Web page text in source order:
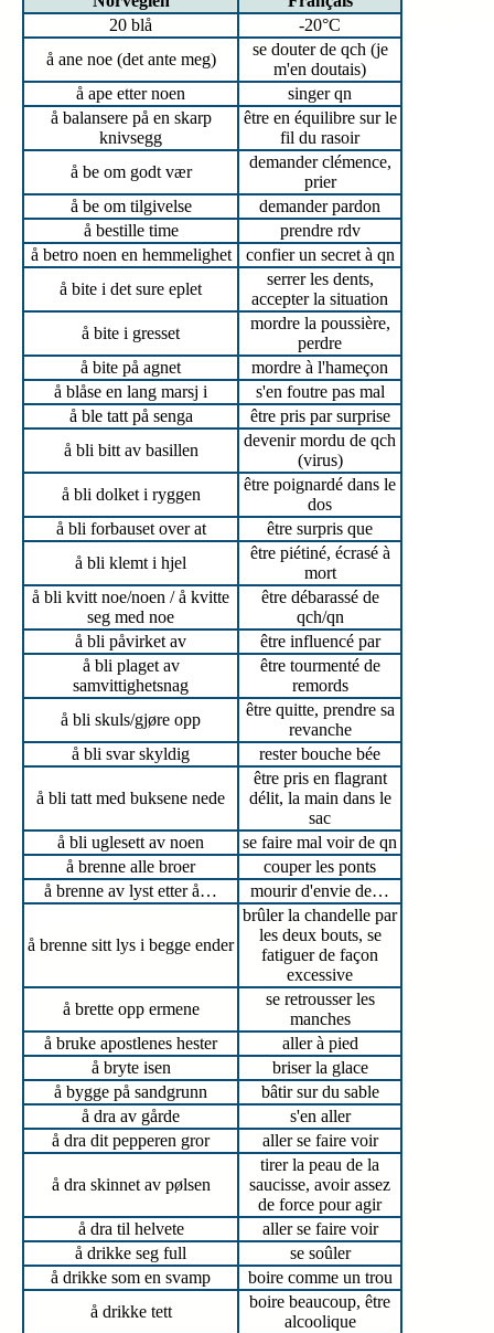
20 blå
-20°C
å ane noe (det ante meg)
se douter de qch (je
m'en doutais)
å ape etter noen
singer qn
å balansere på en skarp
knivsegg
être en équilibre sur le
fil du rasoir
å be om godt vær
demander clémence,
prier
å be om tilgivelse
demander pardon
å bestille time
prendre rdv
å betro noen en hemmelighet
confier un secret à qn
å bite i det sure eplet
serrer les dents,
accepter la situation
å bite i gresset
mordre la poussière,
perdre
å bite på agnet
mordre à l'hameçon
å blåse en lang marsj i
s'en foutre pas mal
å ble tatt på senga
être pris par surprise
å bli bitt av basillen
devenir mordu de qch
(virus)
å bli dolket i ryggen
être poignardé dans le
dos
å bli forbauset over at
être surpris que
å bli klemt i hjel
être piétiné, écrasé à
mort
å bli kvitt noe/noen / å kvitte
seg med noe
être débarassé de
qch/qn
å bli påvirket av
être influencé par
å bli plaget av
samvittighetsnag
être tourmenté de
remords
å bli skuls/gjøre opp
être quitte, prendre sa
revanche
å bli svar skyldig
rester bouche bée
å bli tatt med buksene nede
être pris en flagrant
délit, la main dans le
sac
å bli uglesett av noen
se faire mal voir de qn
å brenne alle broer
couper les ponts
å brenne av lyst etter å…
mourir d'envie de…
å brenne sitt lys i begge ender
brûler la chandelle par
les deux bouts, se
fatiguer de façon
excessive
å brette opp ermene
se retrousser les
manches
å bruke apostlenes hester
aller à pied
å bryte isen
briser la glace
å bygge på sandgrunn
bâtir sur du sable
å dra av gårde
s'en aller
å dra dit pepperen gror
aller se faire voir
å dra skinnet av pølsen
tirer la peau de la
saucisse, avoir assez
de force pour agir
å dra til helvete
aller se faire voir
å drikke seg full
se soûler
å drikke som en svamp
boire comme un trou
å drikke tett
boire beaucoup, être
alcoolique